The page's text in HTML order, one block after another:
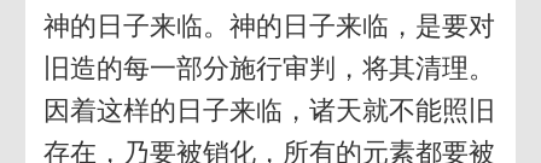
神的日子来临。神的日子来临，是要对
旧造的每一部分施行审判，将其清理。
因着这样的日子来临，诸天就不能照旧
存在，乃要被销化，所有的元素都要被